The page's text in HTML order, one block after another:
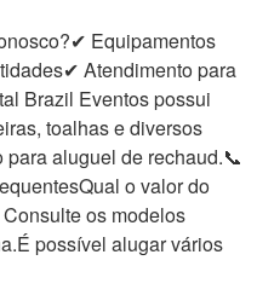
Equipamentos
Atendimento para
Brazil Eventos possui
toalhas e diversos
aluguel de rechaud.📞
o valor do
os modelos
possível alugar vários